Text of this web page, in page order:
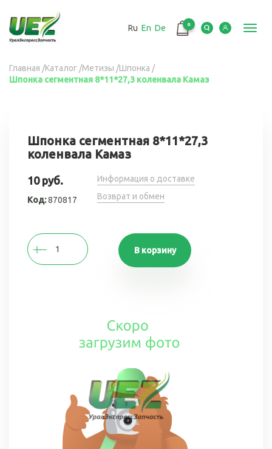
основному
содержанию
Ru En De 0
Вы
здесь
Главная /Каталог /Метизы /Шпонка /
Шпонка сегментная 8*11*27,3 коленвала Камаз
Шпонка сегментная 8*11*27,3
коленвала Камаз
10 руб.
Код:870817
Информация о доставке
Возврат и обмен
В корзину